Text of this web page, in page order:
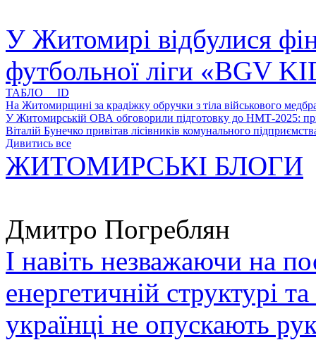
У Житомирі відбулися
футбольної ліги «BGV
ТАБЛО ID
На Житомирщині за крадіжку обручки з тіла військового
У Житомирській ОВА обговорили підготовку до НМТ-2025:
Віталій Бунечко привітав лісівників комунального
Дивитись все
ЖИТОМИРСЬКІ БЛОГИ
Дмитро Погреблян
І навіть незважаючи на
енергетичній структурі
українці не опускають